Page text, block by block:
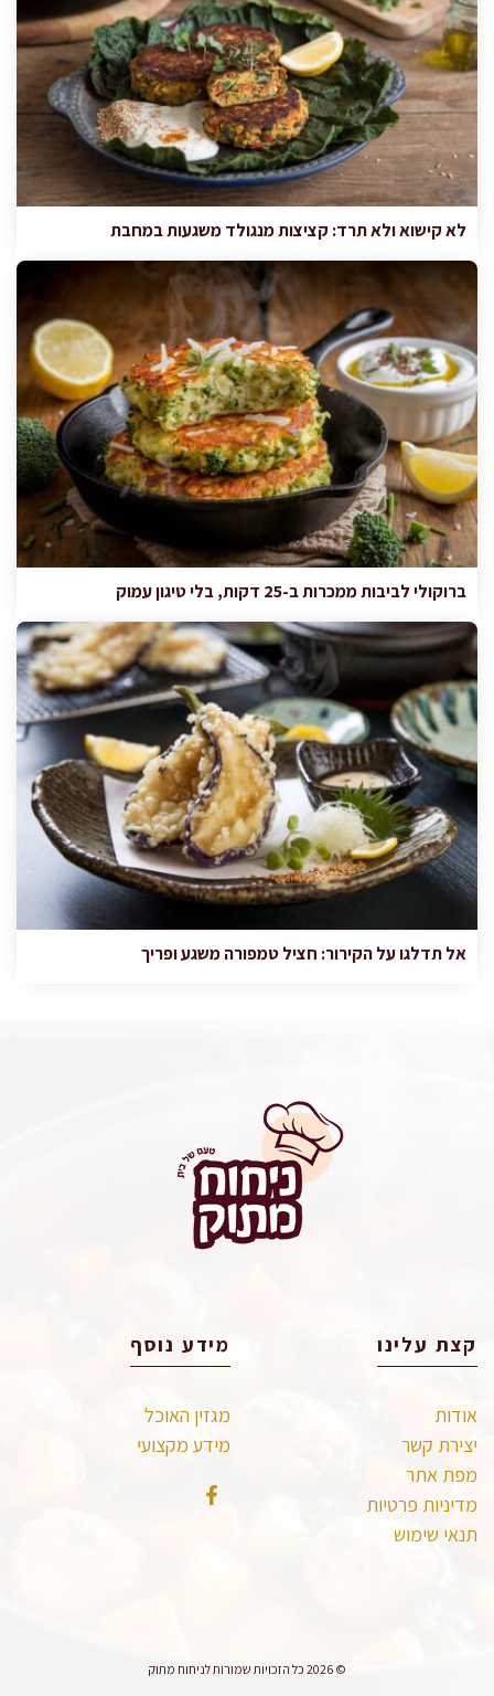
לא קישוא ולא תרד: קציצות מנגולד משגעות במחבת
ברוקולי לביבות ממכרות ב-25 דקות, בלי טיגון עמוק
אל תדלגו על הקירור: חציל טמפורה משגע ופריך
קצת עלינו
אודות
יצירת קשר
מפת אתר
מדיניות פרטיות
תנאי שימוש
מידע נוסף
מגזין האוכל
מידע מקצועי
© 2026 כל הזכויות שמורות לניחוח מתוק